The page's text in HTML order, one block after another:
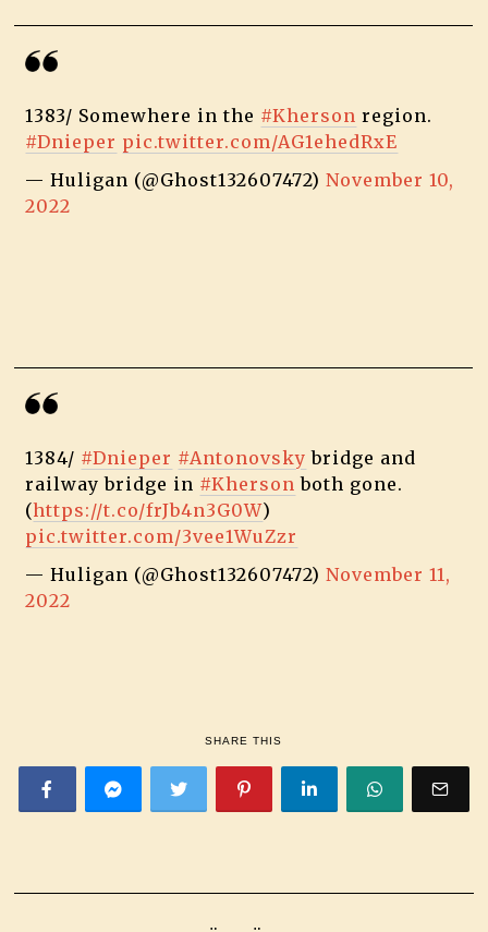
1383/ Somewhere in the #Kherson region.
#Dnieper pic.twitter.com/AG1ehedRxE
— Huligan (@Ghost132607472)November 10,
2022
1384/ #Dnieper #Antonovsky bridge and
railway bridge in #Kherson both gone.
(https://t.co/frJb4n3G0W)
pic.twitter.com/3vee1WuZzr
— Huligan (@Ghost132607472)November 11,
2022
SHARE THIS